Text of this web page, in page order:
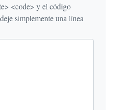
y el código
simplemente una línea